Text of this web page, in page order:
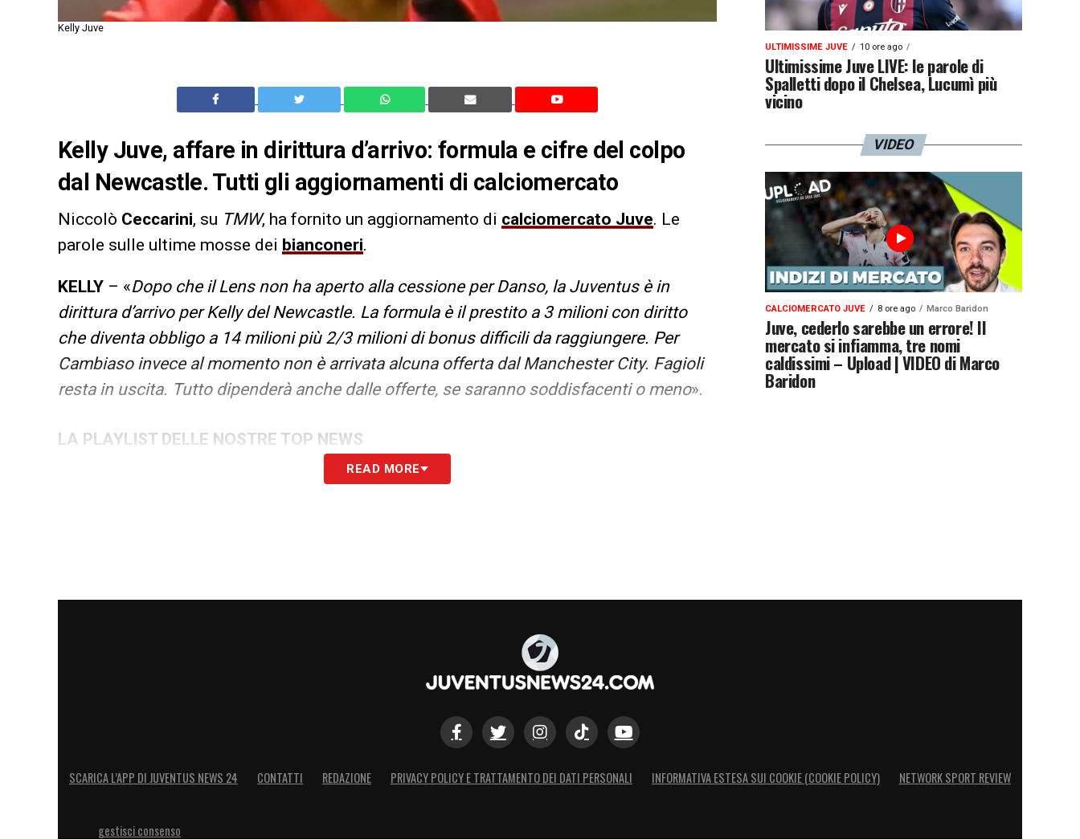
Kelly Juve
Kelly Juve, affare in dirittura d’arrivo: formula e cifre del colpo
dal Newcastle. Tutti gli aggiornamenti di calciomercato
Niccolò Ceccarini, su TMW, ha fornito un aggiornamento di calciomercato Juve. Le
parole sulle ultime mosse dei bianconeri.
KELLY – «Dopo che il Lens non ha aperto alla cessione per Danso, la Juventus è in
dirittura d’arrivo per Kelly del Newcastle. La formula è il prestito a 3 milioni con diritto
che diventa obbligo a 14 milioni più 2/3 milioni di bonus difficili da raggiungere. Per
Cambiaso invece al momento non è arrivata alcuna offerta dal Manchester City. Fagioli
resta in uscita. Tutto dipenderà anche dalle offerte, se saranno soddisfacenti o meno».
LA PLAYLIST DELLE NOSTRE TOP NEWS
READ MORE
ULTIMISSIME JUVE 10 ore ago
Ultimissime Juve LIVE: le parole di
Spalletti dopo il Chelsea, Lucumì più
vicino
VIDEO
CALCIOMERCATO JUVE 8 ore ago Marco Baridon
Juve, cederlo sarebbe un errore! Il
mercato si infiamma, tre nomi
caldissimi – Upload | VIDEO di Marco
Baridon
SCARICA L’APP DI JUVENTUS NEWS 24 CONTATTI REDAZIONE PRIVACY POLICY E TRATTAMENTO DEI DATI PERSONALI INFORMATIVA ESTESA SUI COOKIE (COOKIE POLICY) NETWORK SPORT REVIEW
gestisci consenso